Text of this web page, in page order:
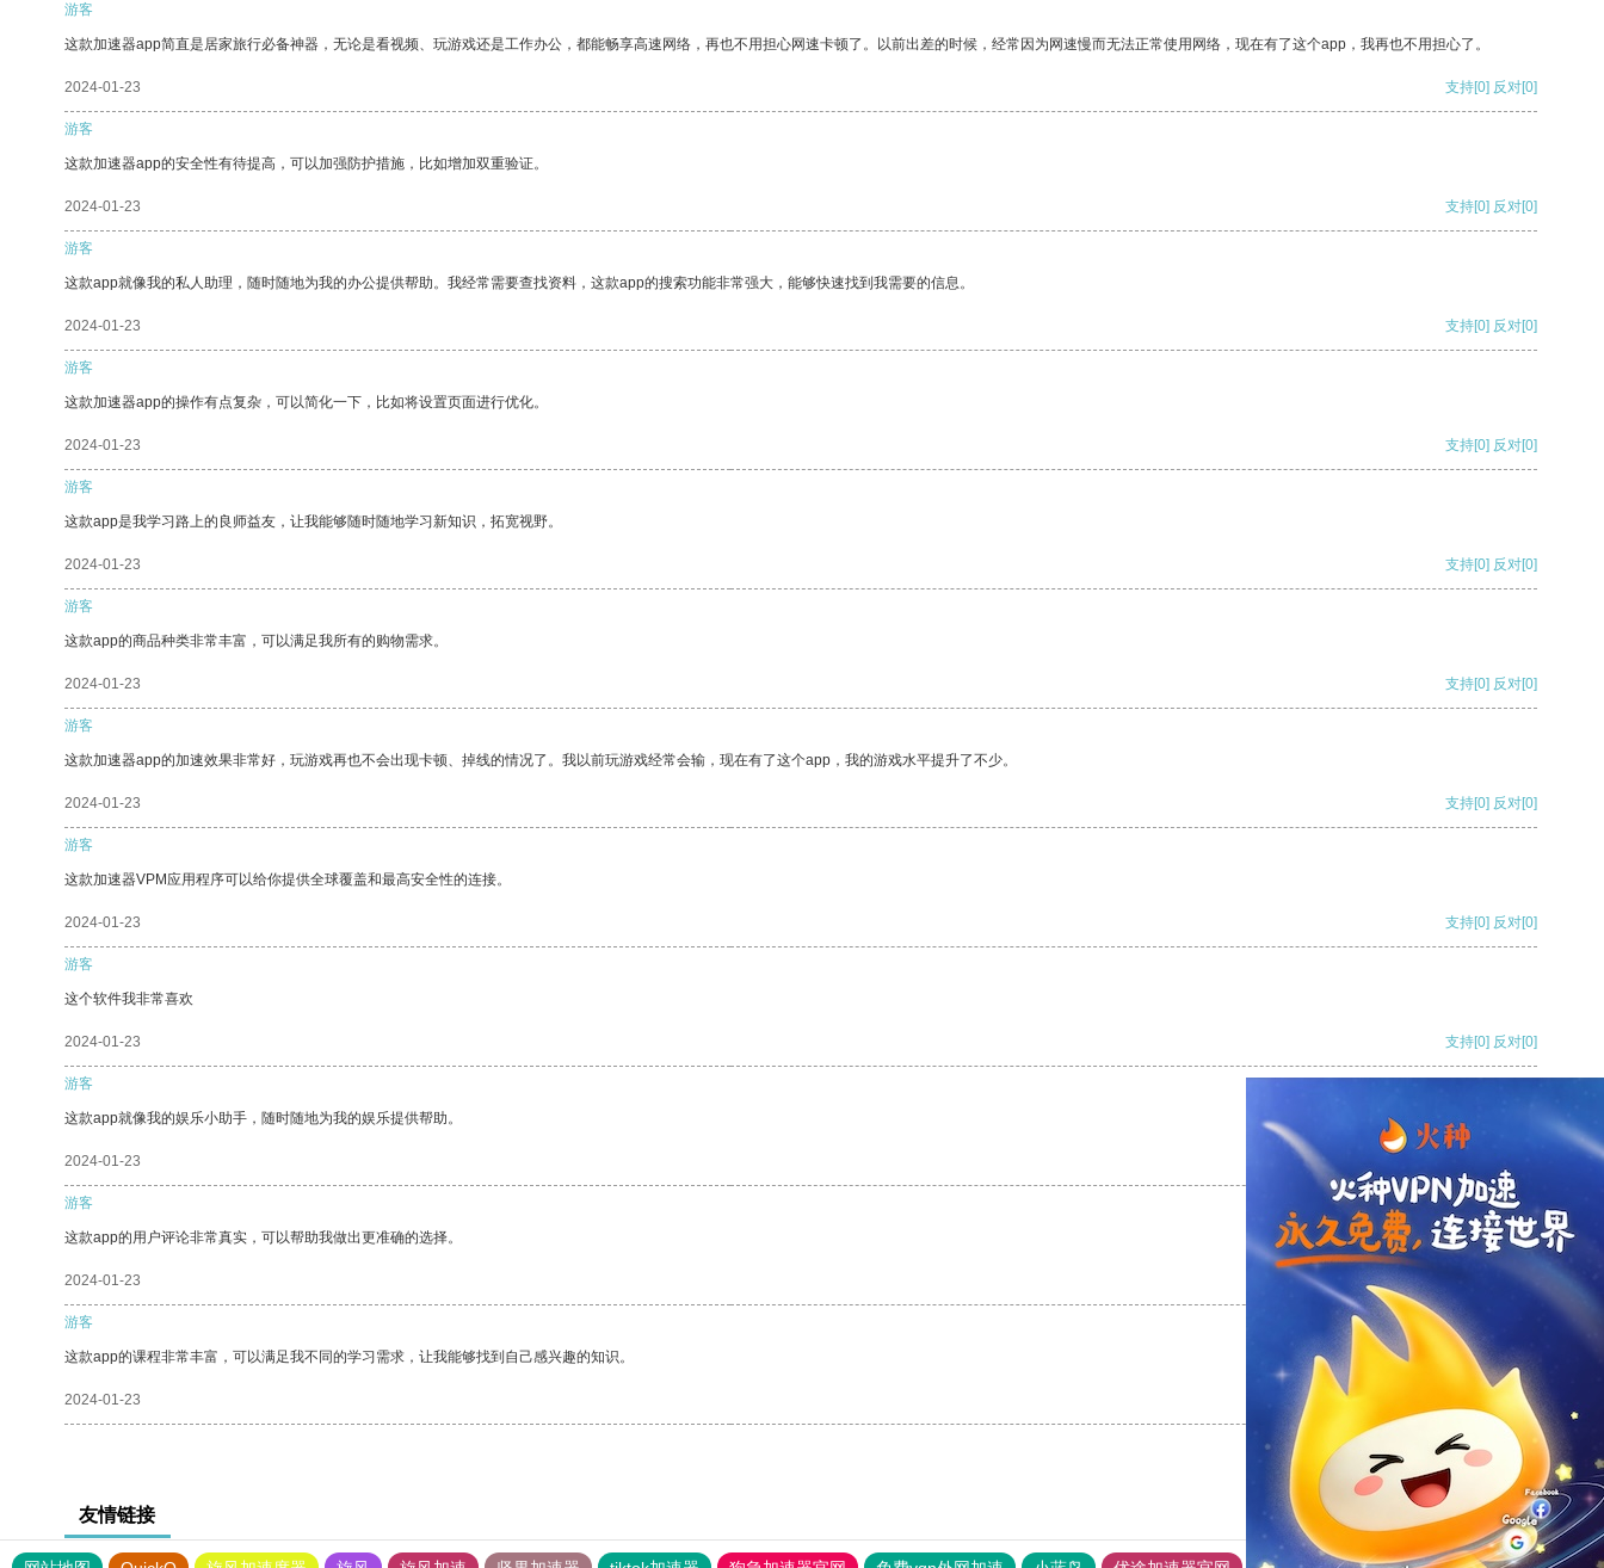
游客
这款加速器app简直是居家旅行必备神器，无论是看视频、玩游戏还是工作办公，都能畅享高速网络，再也不用担心网速卡顿了。以前出差的时候，经常因为网速慢而无法正常使用网络，现在有了这个app，我再也不用担心了。
2024-01-23 支持[0] 反对[0]
游客
这款加速器app的安全性有待提高，可以加强防护措施，比如增加双重验证。
2024-01-23 支持[0] 反对[0]
游客
这款app就像我的私人助理，随时随地为我的办公提供帮助。我经常需要查找资料，这款app的搜索功能非常强大，能够快速找到我需要的信息。
2024-01-23 支持[0] 反对[0]
游客
这款加速器app的操作有点复杂，可以简化一下，比如将设置页面进行优化。
2024-01-23 支持[0] 反对[0]
游客
这款app是我学习路上的良师益友，让我能够随时随地学习新知识，拓宽视野。
2024-01-23 支持[0] 反对[0]
游客
这款app的商品种类非常丰富，可以满足我所有的购物需求。
2024-01-23 支持[0] 反对[0]
游客
这款加速器app的加速效果非常好，玩游戏再也不会出现卡顿、掉线的情况了。我以前玩游戏经常会输，现在有了这个app，我的游戏水平提升了不少。
2024-01-23 支持[0] 反对[0]
游客
这款加速器VPM应用程序可以给你提供全球覆盖和最高安全性的连接。
2024-01-23 支持[0] 反对[0]
游客
这个软件我非常喜欢
2024-01-23 支持[0] 反对[0]
游客
这款app就像我的娱乐小助手，随时随地为我的娱乐提供帮助。
2024-01-23
游客
这款app的用户评论非常真实，可以帮助我做出更准确的选择。
2024-01-23 反对
游客
这款app的课程非常丰富，可以满足我不同的学习需求，让我能够找到自己感兴趣的知识。
2024-01-23 反对[0]
友情链接